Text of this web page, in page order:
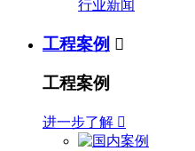
行业新闻
工程案例 
工程案例
进一步了解 